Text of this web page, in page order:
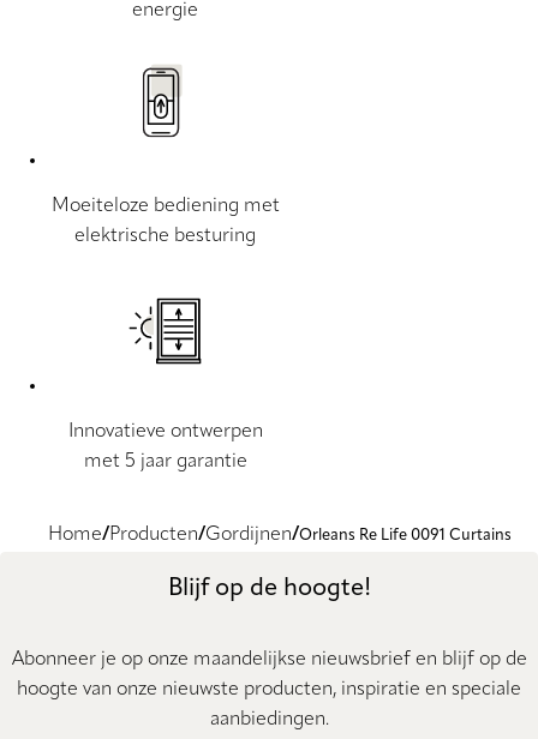
energie
Moeiteloze bediening met
elektrische besturing
Innovatieve ontwerpen
met 5 jaar garantie
Home Producten Gordijnen Orleans Re Life 0091 Curtains
Blijf op de hoogte!
Abonneer je op onze maandelijkse nieuwsbrief en blijf op de
hoogte van onze nieuwste producten, inspiratie en speciale
aanbiedingen.